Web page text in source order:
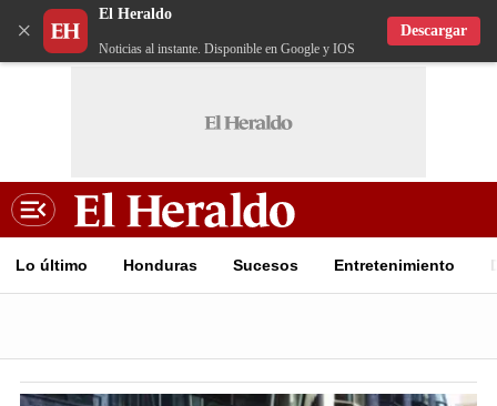
×
El Heraldo
Noticias al instante. Disponible en Google y IOS
Descargar
Lo último Honduras Sucesos Entretenimiento